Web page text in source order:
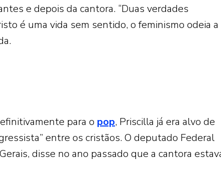
e depois da cantora. “Duas verdades
é uma vida sem sentido, o feminismo odeia a
para o pop, Priscilla já era alvo de
entre os cristãos. O deputado Federal
disse no ano passado que a cantora